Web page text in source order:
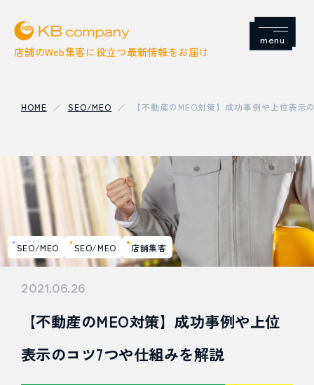
店舗のWeb集客に役立つ最新情報をお届け
Menu
店舗集客
SNS
Google
SEO / MEO
Web広告
HOME SEO/MEO 【不動産のMEO対策】成功事例や上位表示
SEO/MEO SEO/MEO 店舗集客
2021.06.26
【不動産のMEO対策】成功事例や上位
表示のコツ7つや仕組みを解説